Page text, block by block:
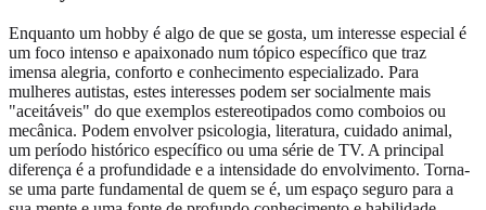
Enquanto um hobby é algo de que se gosta, um interesse especial é
um foco intenso e apaixonado num tópico específico que traz
imensa alegria, conforto e conhecimento especializado. Para
mulheres autistas, estes interesses podem ser socialmente mais
"aceitáveis" do que exemplos estereotipados como comboios ou
mecânica. Podem envolver psicologia, literatura, cuidado animal,
um período histórico específico ou uma série de TV. A principal
diferença é a profundidade e a intensidade do envolvimento. Torna-
se uma parte fundamental de quem se é, um espaço seguro para a